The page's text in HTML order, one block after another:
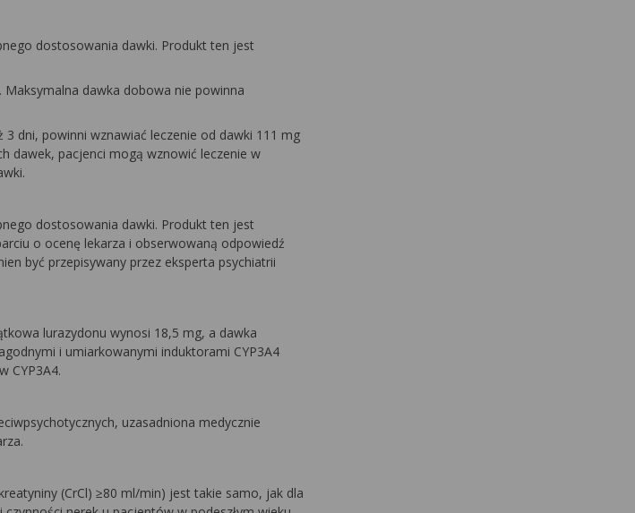
dostosowania dawki. Produkt ten jest
dawka dobowa nie powinna
dni, powinni wznawiać leczenie od dawki 111 mg
dawek, pacjenci mogą wznowić leczenie w
dostosowania dawki. Produkt ten jest
o ocenę lekarza i obserwowaną odpowiedź
być przepisywany przez eksperta psychiatrii
lurazydonu wynosi 18,5 mg, a dawka
i umiarkowanymi induktorami CYP3A4
CYP3A4.
uzasadniona medycznie
(CrCl) ≥80 ml/min) jest takie samo, jak dla